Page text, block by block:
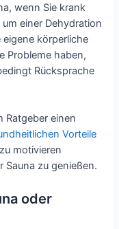
wenn Sie krank
einer Dehydration
körperliche
Probleme haben,
Rücksprache
Ratgeber einen
Vorteile
motivieren
Sauna zu genießen.
oder